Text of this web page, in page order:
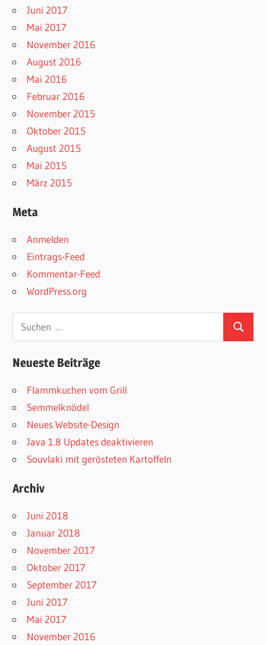
Juni 2017
Mai 2017
November 2016
August 2016
Mai 2016
Februar 2016
November 2015
Oktober 2015
August 2015
Mai 2015
März 2015
Meta
Anmelden
Eintrags-Feed
Kommentar-Feed
WordPress.org
Suchen
nach:
Suchen
Neueste Beiträge
Flammkuchen vom Grill
Semmelknödel
Neues Website-Design
Java 1.8 Updates deaktivieren
Souvlaki mit gerösteten Kartoffeln
Archiv
Juni 2018
Januar 2018
November 2017
Oktober 2017
September 2017
Juni 2017
Mai 2017
November 2016